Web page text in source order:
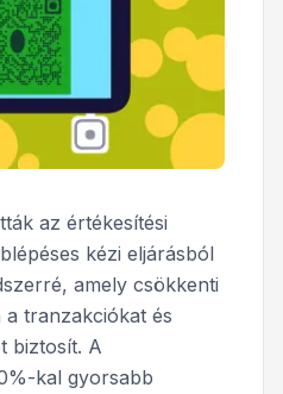
az értékesítési
kézi eljárásból
amely csökkenti
tranzakciókat és
biztosít. A
kal gyorsabb